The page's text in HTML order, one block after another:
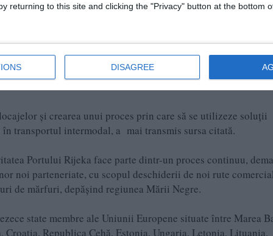
returning to this site and clicking the "Privacy" button at the bottom
DISAGREE
și crearea unui proces prin care să se utilizeze soluții
transportul intermodal, a mai transmis sursa citată.
Portului Rijeka face parte dintr-un proces continuu,
noi parteneriate, cu scopul deschiderii de noi rute
de mărfuri, depășind regiunea Mării Negre.
state membre ale Uniunii Europene situate între Marea
Republica Cehă, Estonia, Ungaria, Letonia, Lituania,